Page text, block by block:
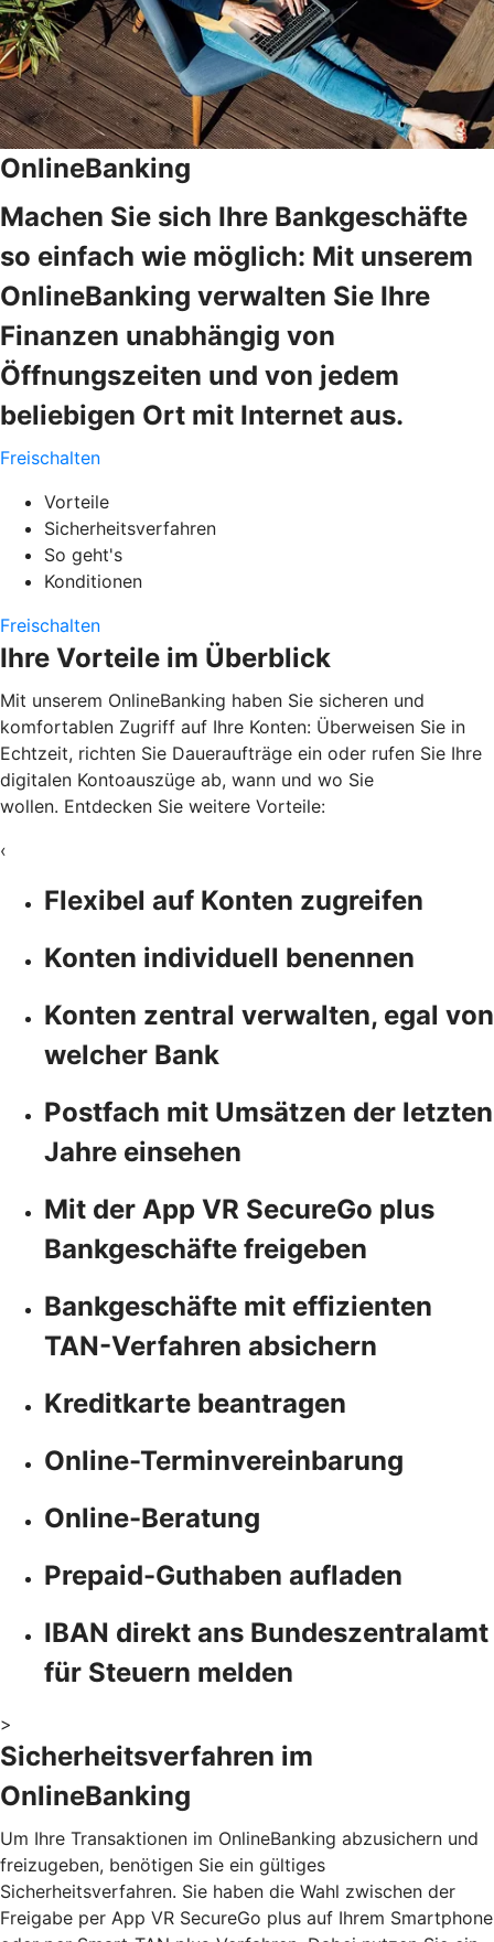
OnlineBanking
Machen Sie sich Ihre Bankgeschäfte
so einfach wie möglich: Mit unserem
OnlineBanking verwalten Sie Ihre
Finanzen unabhängig von
Öffnungszeiten und von jedem
beliebigen Ort mit Internet aus.
Freischalten
Vorteile
Sicherheitsverfahren
So geht's
Konditionen
Freischalten
Ihre Vorteile im Überblick
Mit unserem OnlineBanking haben Sie sicheren und
komfortablen Zugriff auf Ihre Konten: Überweisen Sie in
Echtzeit, richten Sie Daueraufträge ein oder rufen Sie Ihre
digitalen Kontoauszüge ab, wann und wo Sie
wollen. Entdecken Sie weitere Vorteile:
‹
Flexibel auf Konten zugreifen
Konten individuell benennen
Konten zentral verwalten, egal von
welcher Bank
Postfach mit Umsätzen der letzten
Jahre einsehen
Mit der App VR SecureGo plus
Bankgeschäfte freigeben
Bankgeschäfte mit effizienten
TAN-Verfahren absichern
Kreditkarte beantragen
Online-Terminvereinbarung
Online-Beratung
Prepaid-Guthaben aufladen
IBAN direkt ans Bundeszentralamt
für Steuern melden
>
Sicherheitsverfahren im
OnlineBanking
Um Ihre Transaktionen im OnlineBanking abzusichern und
freizugeben, benötigen Sie ein gültiges
Sicherheitsverfahren. Sie haben die Wahl zwischen der
Freigabe per App VR SecureGo plus auf Ihrem Smartphone